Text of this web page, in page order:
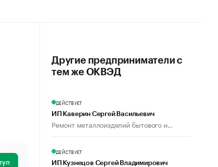
Другие предприниматели с
тем же ОКВЭД
ДЕЙСТВУЕТ
ИП Каверин Сергей Васильевич
Ремонт металлоизделий бытового и...
ДЕЙСТВУЕТ
ИП Кузнецов Сергей Владимирович